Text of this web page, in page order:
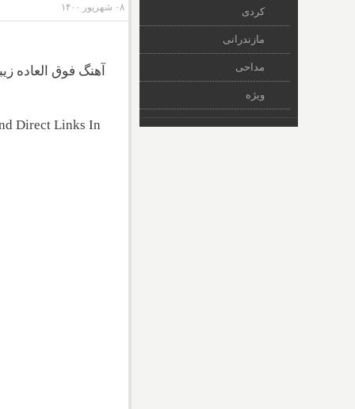
۰۸ شهریور ۱۴۰۰
آهنگ فوق العاده
Direct Links In
کردی
مازندرانی
مداحی
ویژه